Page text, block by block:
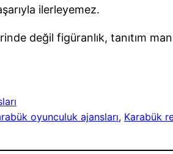
ilerleyemez.
değil figüranlık, tanıtım
oyunculuk ajansları, Karabük